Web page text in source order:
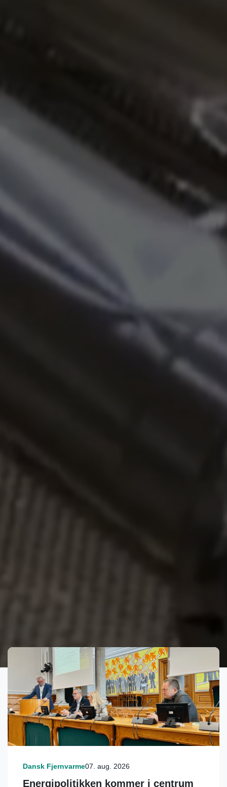
Dansk Fjernvarme07. aug. 2026
Energipolitikken kommer i centrum